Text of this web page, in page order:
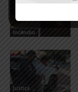
Incêndio
Justiça